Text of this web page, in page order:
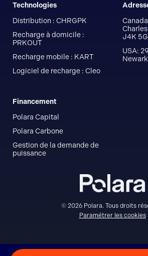
Technologies
Distribution : CHRGPK
Recharge à domicile :
PRKOUT
Recharge mobile : KART
Logiciel de recharge : Cleo
Financement
Polara Capital
Polara Carbone
Gestion de la demande de
puissance
J4K
USA:
© 2026 Polara. Tous droits
Paramétrer les cookies